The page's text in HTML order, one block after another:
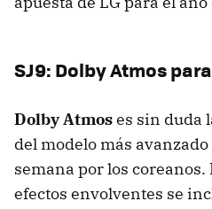
SJ9: Dolby Atmos
Dolby Atmoses sin duda
del modelo más
semana por los
efectos envolventes se